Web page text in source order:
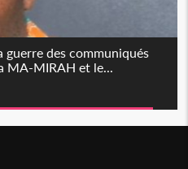
des communiqués
MA-MIRAH et le...